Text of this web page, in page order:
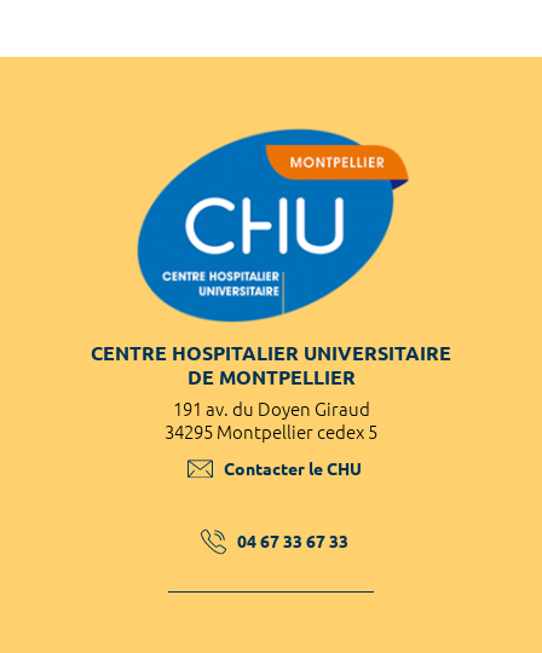
CENTRE HOSPITALIER UNIVERSITAIRE
DE MONTPELLIER
191 av. du Doyen Giraud
34295 Montpellier cedex 5
Contacter le CHU
04 67 33 67 33